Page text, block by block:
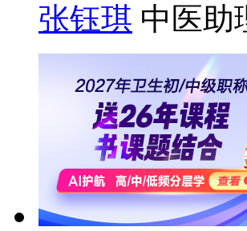
张钰琪 中医助